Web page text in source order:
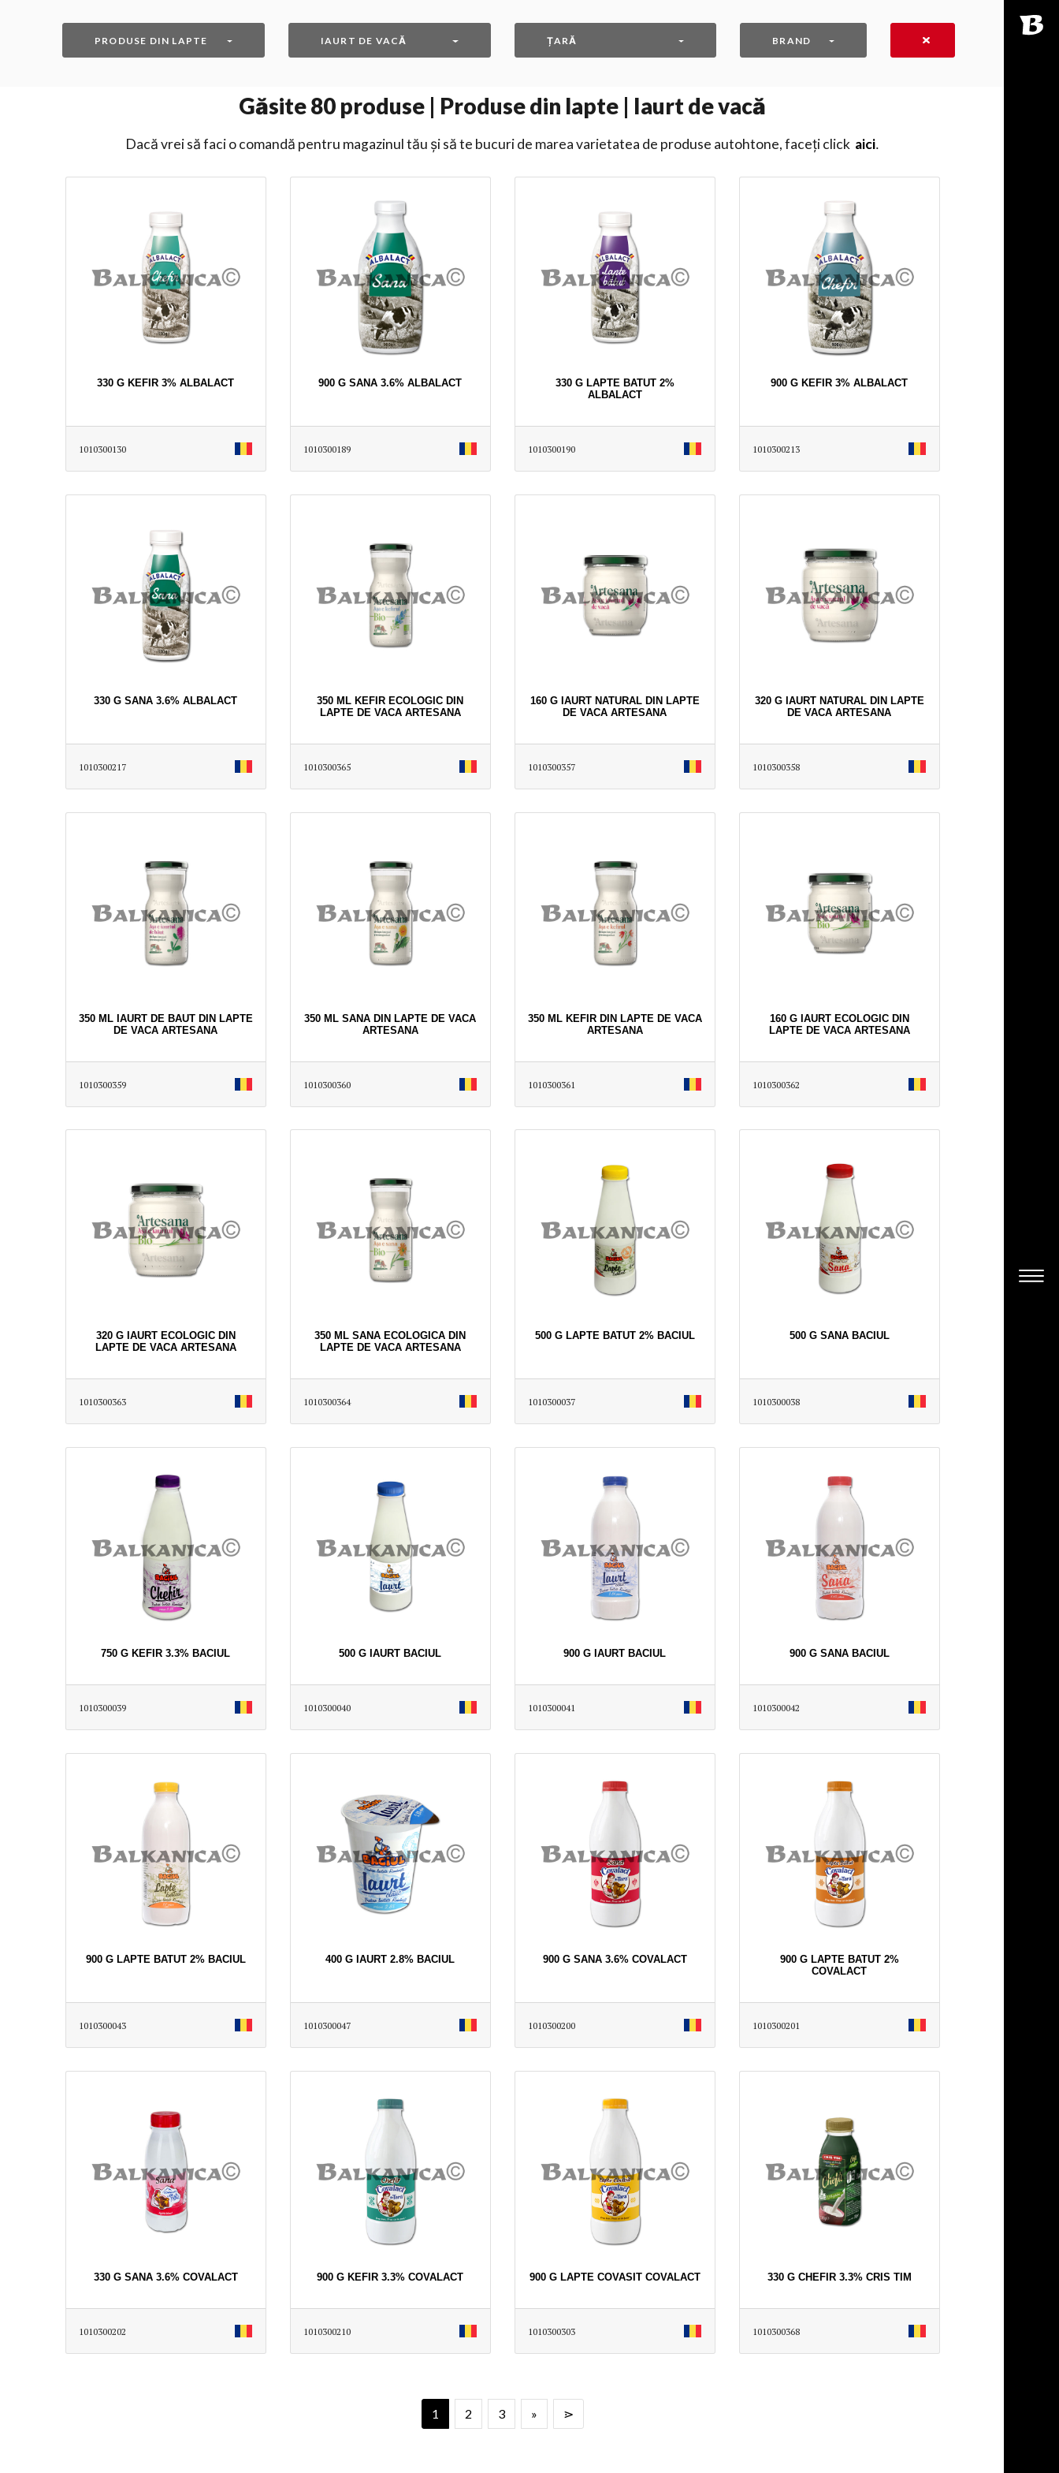
PRODUSE DIN LAPTE IAURT DE VACĂ ȚARĂ BRAND
Găsite80 produse | Produse din lapte | Iaurt de vacă
Dacă vrei să faci o comandă pentru magazinul tău și să te bucuri de marea varietatea de produse autohtone, faceți click aici․
330 G KEFIR 3% ALBALACT
1010300130
900 G SANA 3.6% ALBALACT
1010300189
330 G LAPTE BATUT 2%
ALBALACT
1010300190
900 G KEFIR 3% ALBALACT
1010300213
330 G SANA 3.6% ALBALACT
1010300217
350 ML KEFIR ECOLOGIC DIN
LAPTE DE VACA ARTESANA
1010300365
160 G IAURT NATURAL DIN LAPTE
DE VACA ARTESANA
1010300357
320 G IAURT NATURAL DIN LAPTE
DE VACA ARTESANA
1010300358
350 ML IAURT DE BAUT DIN LAPTE
DE VACA ARTESANA
1010300359
350 ML SANA DIN LAPTE DE VACA
ARTESANA
1010300360
350 ML KEFIR DIN LAPTE DE VACA
ARTESANA
1010300361
160 G IAURT ECOLOGIC DIN
LAPTE DE VACA ARTESANA
1010300362
320 G IAURT ECOLOGIC DIN
LAPTE DE VACA ARTESANA
1010300363
350 ML SANA ECOLOGICA DIN
LAPTE DE VACA ARTESANA
1010300364
500 G LAPTE BATUT 2% BACIUL
1010300037
500 G SANA BACIUL
1010300038
750 G KEFIR 3.3% BACIUL
1010300039
500 G IAURT BACIUL
1010300040
900 G IAURT BACIUL
1010300041
900 G SANA BACIUL
1010300042
900 G LAPTE BATUT 2% BACIUL
1010300043
400 G IAURT 2.8% BACIUL
1010300047
900 G SANA 3.6% COVALACT
1010300200
900 G LAPTE BATUT 2%
COVALACT
1010300201
330 G SANA 3.6% COVALACT
1010300202
900 G KEFIR 3.3% COVALACT
1010300210
900 G LAPTE COVASIT COVALACT
1010300303
330 G CHEFIR 3.3% CRIS TIM
1010300368
1 2 3 » ⋗